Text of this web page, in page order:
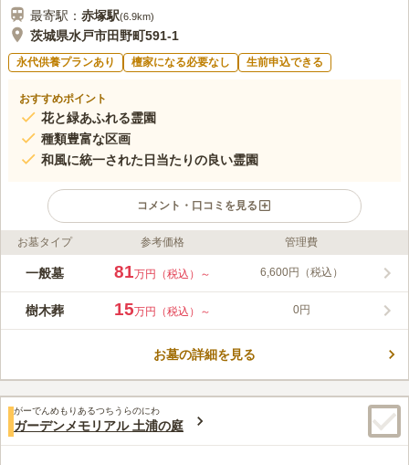
最寄駅： 赤塚駅(6.9km)
茨城県水戸市田野町591-1
永代供養プランあり 檀家になる必要なし 生前申込できる
おすすめポイント
花と緑あふれる霊園
種類豊富な区画
和風に統一された日当たりの良い霊園
コメント・口コミを見る
ライフドット編集部のコメント
墓石の種類は、和型・洋型・デザインの3種類から選択できるの
大切にしたい」と考えている方も安心できる宗教不問です。 周
囲には高層の建物がなく、風通しが良いので、お参りの際は清々
みしながら故人との時間をゆっくりと過ごすことができます。
みんなの評価
4.0 口コミ3件
30代女性
最寄り駅から中にはいるまでのタクシーを利用します。そのまえ
にお花屋ろうそくをこうにゅうすることがあります。便利です。
口コミの続きを読む
お墓タイプ 参考価格 管理費
一般墓 81万円（税込）～ 6,600円（税込）
樹木葬 15万円（税込）～ 0円
お墓の詳細を見る
がーでんめもりあるつちうらのにわ
ガーデンメモリアル 土浦の庭